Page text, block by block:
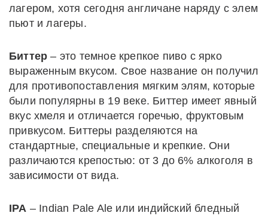
лагером, хотя сегодня англичане наряду с элем
пьют и лагеры.
Биттер – это темное крепкое пиво с ярко
выраженным вкусом. Свое название он получил
для противопоставления мягким элям, которые
были популярны в 19 веке. Биттер имеет явный
вкус хмеля и отличается горечью, фруктовым
привкусом. Биттеры разделяются на
стандартные, специальные и крепкие. Они
различаются крепостью: от 3 до 6% алкоголя в
зависимости от вида.
IPA – Indian Pale Ale или индийский бледный